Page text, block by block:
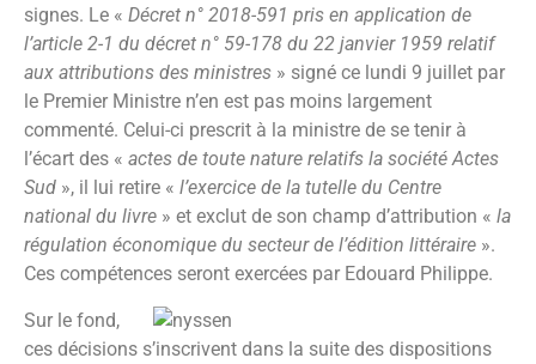
signes. Le « Décret n° 2018-591 pris en application de
l’article 2-1 du décret n° 59-178 du 22 janvier 1959 relatif
aux attributions des ministres » signé ce lundi 9 juillet par
le Premier Ministre n’en est pas moins largement
commenté. Celui-ci prescrit à la ministre de se tenir à
l’écart des « actes de toute nature relatifs la société Actes
Sud », il lui retire « l’exercice de la tutelle du Centre
national du livre » et exclut de son champ d’attribution « la
régulation économique du secteur de l’édition littéraire ».
Ces compétences seront exercées par Edouard Philippe.
Sur le fond,
ces décisions s’inscrivent dans la suite des dispositions